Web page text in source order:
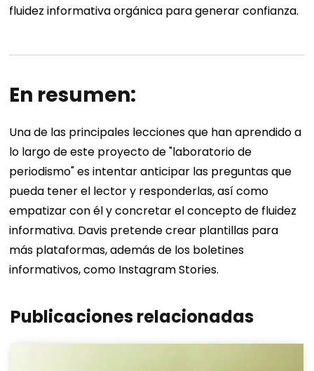
fluidez informativa orgánica para generar confianza.
En resumen:
Una de las principales lecciones que han aprendido a
lo largo de este proyecto de "laboratorio de
periodismo" es intentar anticipar las preguntas que
pueda tener el lector y responderlas, así como
empatizar con él y concretar el concepto de fluidez
informativa. Davis pretende crear plantillas para
más plataformas, además de los boletines
informativos, como Instagram Stories.
Publicaciones relacionadas